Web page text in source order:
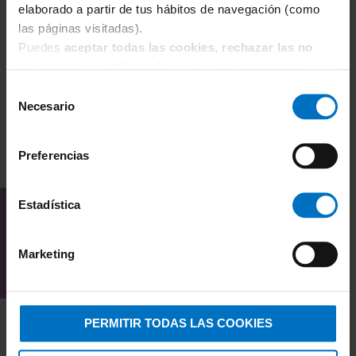
elaborado a partir de tus hábitos de navegación (como
las páginas visitadas).
Puedes aceptar todas las cookies, rechazar las no
Necesario
Preferencias
Estadística
Marketing
PERMITIR TODAS LAS COOKIES
64,95 € 55,21 €
INTERESAR